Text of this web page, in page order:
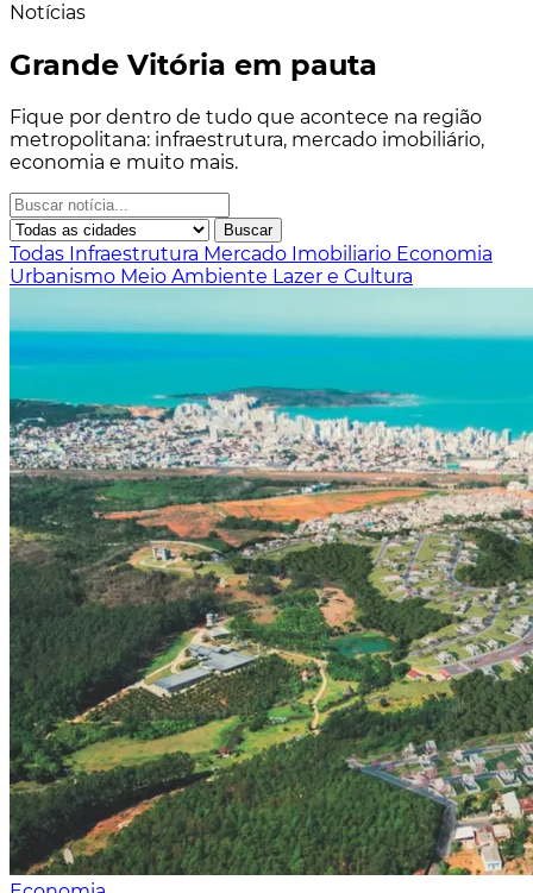
Notícias
Grande Vitória em pauta
Fique por dentro de tudo que acontece na região
metropolitana: infraestrutura, mercado imobiliário,
economia e muito mais.
Buscar
Todas Infraestrutura Mercado Imobiliario Economia
Urbanismo Meio Ambiente Lazer e Cultura